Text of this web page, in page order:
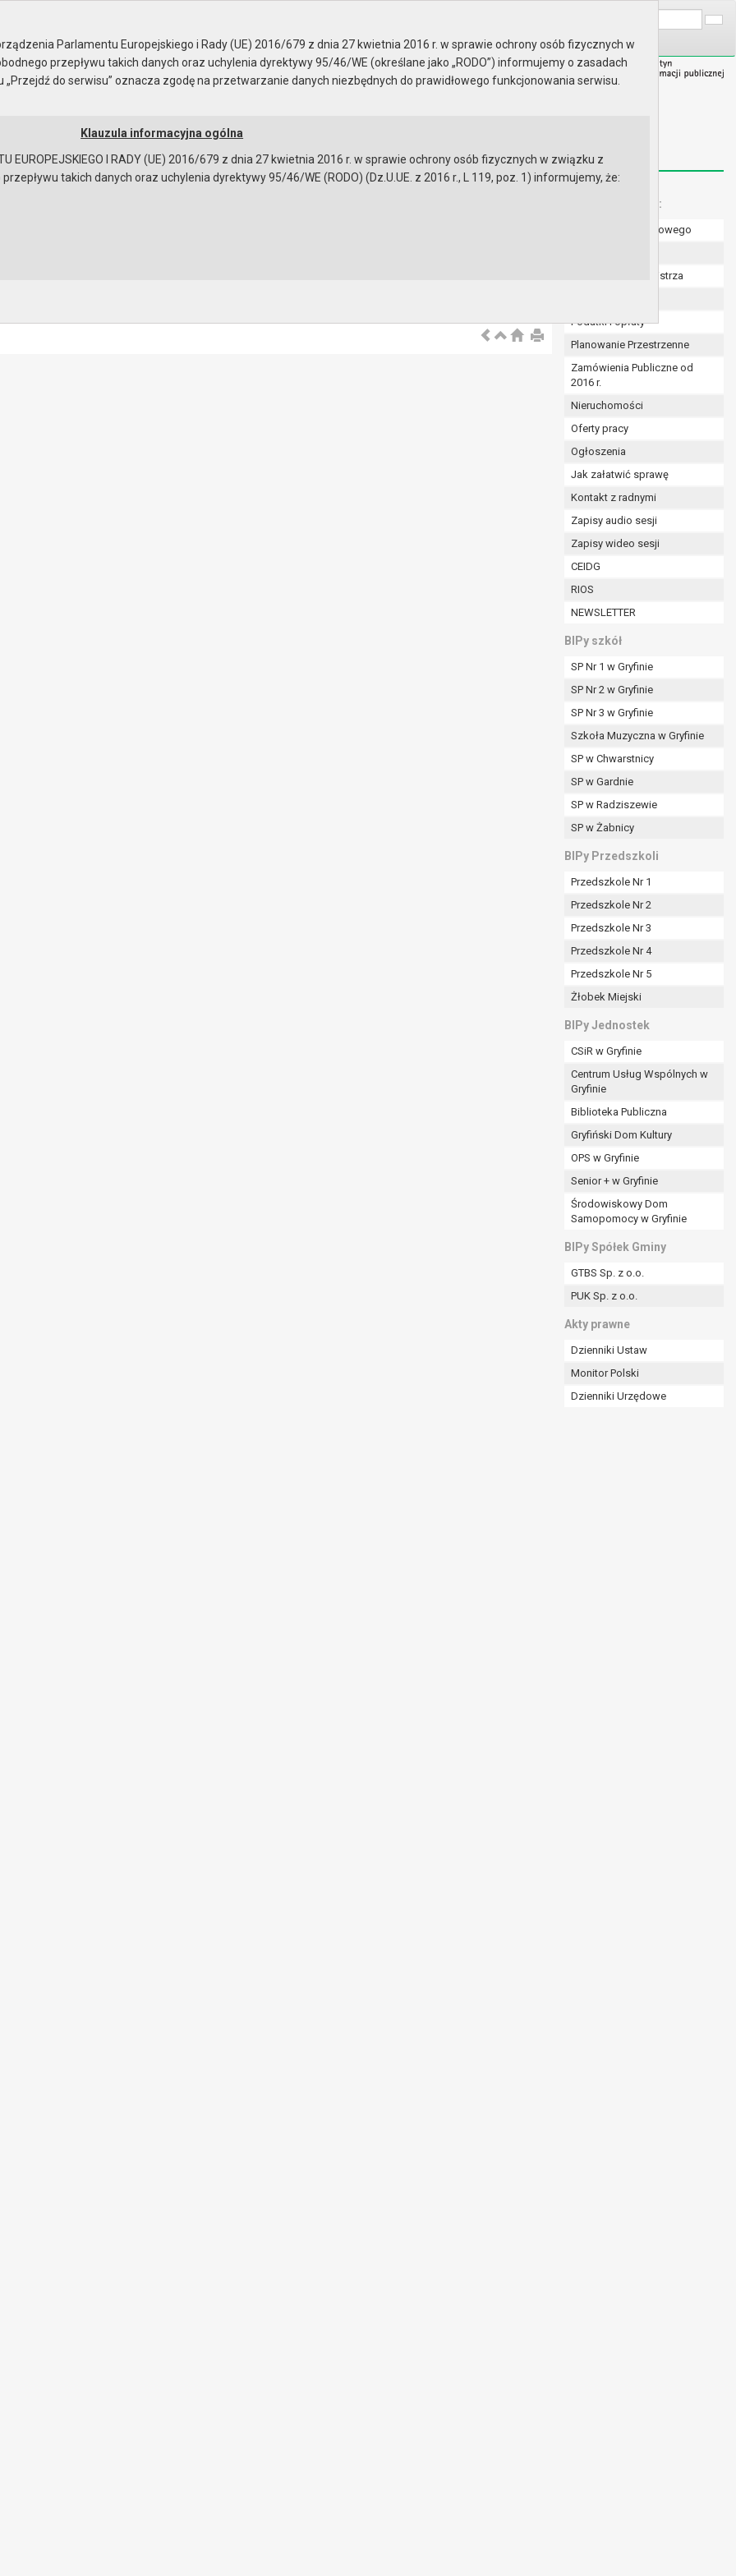
Instrukcja korzystania Dostępność
- 31.10.2019 Menu dodatkowe:
Numer konta bankowego
Zarządzenia Burmistrza
Podatki i opłaty
Planowanie Przestrzenne
Zamówienia Publiczne od
2016 r.
Nieruchomości
Oferty pracy
Ogłoszenia
Jak załatwić sprawę
Kontakt z radnymi
Zapisy audio sesji
Zapisy wideo sesji
CEIDG
RIOS
NEWSLETTER
BIPy szkół
SP Nr 1 w Gryfinie
SP Nr 2 w Gryfinie
SP Nr 3 w Gryfinie
Szkoła Muzyczna w Gryfinie
SP w Chwarstnicy
SP w Gardnie
SP w Radziszewie
SP w Żabnicy
BIPy Przedszkoli
Przedszkole Nr 1
Przedszkole Nr 2
Przedszkole Nr 3
Przedszkole Nr 4
Przedszkole Nr 5
Żłobek Miejski
BIPy Jednostek
CSiR w Gryfinie
Centrum Usług Wspólnych w
Gryfinie
Biblioteka Publiczna
Gryfiński Dom Kultury
OPS w Gryfinie
Senior + w Gryfinie
Środowiskowy Dom
Samopomocy w Gryfinie
BIPy Spółek Gminy
GTBS Sp. z o.o.
PUK Sp. z o.o.
Akty prawne
Dzienniki Ustaw
Monitor Polski
Dzienniki Urzędowe
Parlamentu Europejskiego i Rady (UE) 2016/679 z dnia 27 kwietnia 2016 r. w sprawie ochrony osób fizycznych w
przepływu takich danych oraz uchylenia dyrektywy 95/46/WE (określane jako „RODO”) informujemy o zasadach
do serwisu” oznacza zgodę na przetwarzanie danych niezbędnych do prawidłowego funkcjonowania serwisu.
Klauzula informacyjna ogólna
EUROPEJSKIEGO I RADY (UE) 2016/679 z dnia 27 kwietnia 2016 r. w sprawie ochrony osób fizycznych w związku z
takich danych oraz uchylenia dyrektywy 95/46/WE (RODO) (Dz.U.UE. z 2016 r., L 119, poz. 1) informujemy, że:
przepisami prawa w celu:
a w szczególności ustawy z dnia 8 marca 1990 r. o samorządzie gminnym (Dz.U. z 2017r., poz. 1875 ze zm.) oraz z
a także obowiązków i zadań zleconych przez instytucje nadrzędne wobec Gminy;
lub innej osoby fizycznej;
są wyłącznie na podstawie wcześniej udzielonej zgody w zakresie i celu określonym w treści zgody.
w pkt. 3, dane osobowe mogą być udostępniane innym upoważnionym odbiorcom lub kategoriom odbiorców danych
niezbędny do realizacji celu dla jakiego zostały zebrane oraz zgodnie z terminami archiwizacji określonymi przez
zgody osoby, której dane dotyczą przetwarzanie odbywa się do czasu wycofania tej zgody.
zawarcia i realizacji umowy przetwarzanie odbywa się przez okres niezbędny do realizacji zawartej umowy, a po tym
dla zabezpieczenia ewentualnych roszczeń, a w przypadku wyrażenia zgody na przetwarzanie danych po zakończeniu i
od momentu pozyskania przechowywane są przez okres wynikający z umowy o dofinansowanie zawartej między
i konieczności zachowania dokumentacji projektu do celów kontrolnych.
osobowych przysługuje Pani/Panu:
ich kopii na podstawie art. 15 RODO;
art. 16 RODO,
prawo do bycia zapomnianym) na podstawie art. 17 RODO, w przypadku gdy:
były zebrane lub w inny sposób przetwarzane,
na przetwarzanie danych osobowych, która jest podstawą przetwarzania danych i nie ma innej podstawy prawnej
z prawem,
się z obowiązku wynikającego z przepisów prawa;
danych osobowych – na okres pozwalający administratorowi sprawdzić prawidłowość tych danych,
celów, ale osoba, której dane dotyczą, potrzebuje ich do ustalenia, obrony lub dochodzenia roszczeń,
wobec przetwarzania danych - do czasu ustalenia czy prawnie uzasadnione podstawy po stronie administratora są
RODO, w przypadku gdy łącznie spełnione są następujące przesłanki:
umowy zawartej z osobą, której dane dotyczą lub na podstawie zgody wyrażonej przez tą osobę,
art. 21 RODO, wobec przetwarzania danych osobowych, którego podstawą prawną jest:
z prawnie uzasadnionych interesów realizowanych przez administratora lub przez stronę trzecią.
W razie wniesienia sprzeciwu, administrator nie może już przetwarzać tych danych osobowych, chyba że wykaże
do przetwarzania, nadrzędnych wobec interesów, praw i wolności osoby, której dane dotyczą, lub podstaw do
się na podstawie zgody osoby na przetwarzanie danych osobowych (art. 6 ust. 1 lit a RODO), przysługuje Pani/Panu
to nie ma wpływu na zgodność przetwarzania, którego dokonano na podstawie zgody przed jej cofnięciem.
nadzorczego na niezgodne z prawem przetwarzanie Pani/Pana danych osobowych przez administratora.
Ochrony Danych Osobowych.
podanie danych osobowych jest dobrowolne albo jest wymogiem ustawowym lub umownym.
podejmowaniu decyzji, w tym również profilowaniu.